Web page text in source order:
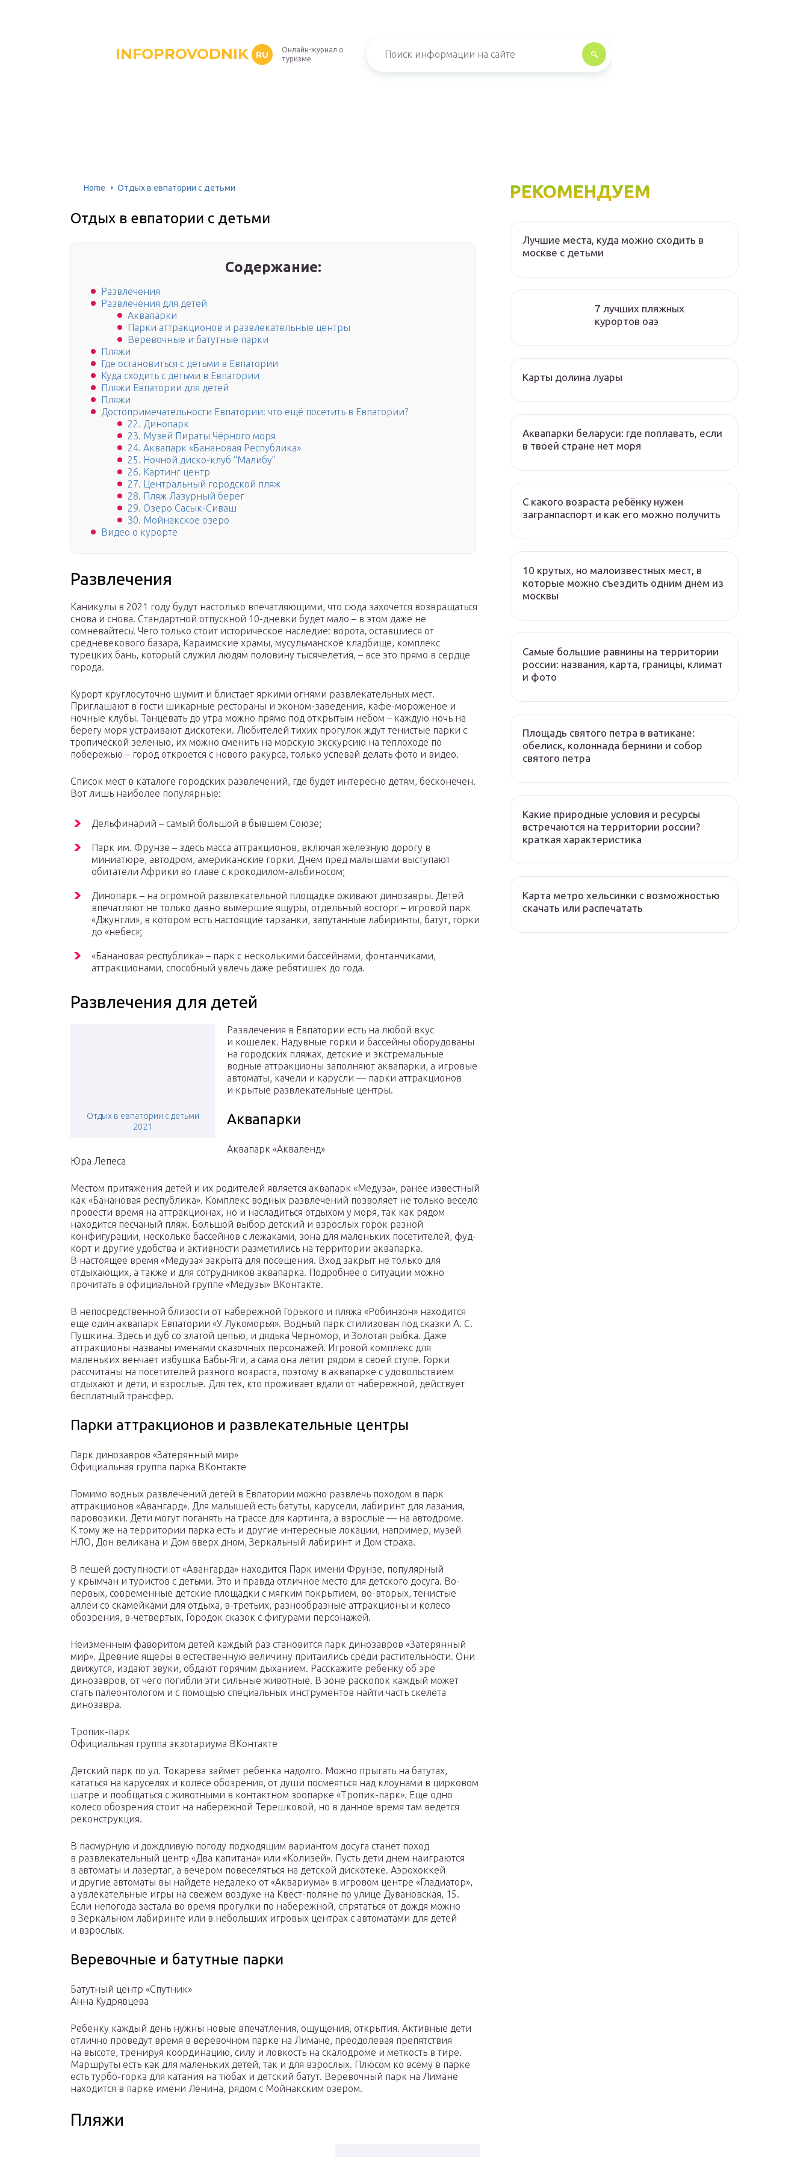
INFOPROVODNIK RU
Онлайн-журнал о
туризме
Home Отдых в евпатории с детьми
Отдых в евпатории с детьми
Содержание:
Развлечения
Развлечения для детей
Аквапарки
Парки аттракционов и развлекательные центры
Веревочные и батутные парки
Пляжи
Где остановиться с детьми в Евпатории
Куда сходить с детьми в Евпатории
Пляжи Евпатории для детей
Пляжи
Достопримечательности Евпатории: что ещё посетить в Евпатории?
22. Динопарк
23. Музей Пираты Чёрного моря
24. Аквапарк «Банановая Республика»
25. Ночной диско-клуб “Малибу”
26. Картинг центр
27. Центральный городской пляж
28. Пляж Лазурный берег
29. Озеро Сасык-Сиваш
30. Мойнакское озеро
Видео о курорте
Развлечения
Каникулы в 2021 году будут настолько впечатляющими, что сюда захочется возвращаться
снова и снова. Стандартной отпускной 10-дневки будет мало – в этом даже не
сомневайтесь! Чего только стоит историческое наследие: ворота, оставшиеся от
средневекового базара, Караимские храмы, мусульманское кладбище, комплекс
турецких бань, который служил людям половину тысячелетия, – все это прямо в сердце
города.
Курорт круглосуточно шумит и блистает яркими огнями развлекательных мест.
Приглашают в гости шикарные рестораны и эконом-заведения, кафе-мороженое и
ночные клубы. Танцевать до утра можно прямо под открытым небом – каждую ночь на
берегу моря устраивают дискотеки. Любителей тихих прогулок ждут тенистые парки с
тропической зеленью, их можно сменить на морскую экскурсию на теплоходе по
побережью – город откроется с нового ракурса, только успевай делать фото и видео.
Список мест в каталоге городских развлечений, где будет интересно детям, бесконечен.
Вот лишь наиболее популярные:
Дельфинарий – самый большой в бывшем Союзе;
Парк им. Фрунзе – здесь масса аттракционов, включая железную дорогу в
миниатюре, автодром, американские горки. Днем пред малышами выступают
обитатели Африки во главе с крокодилом-альбиносом;
Динопарк – на огромной развлекательной площадке оживают динозавры. Детей
впечатляют не только давно вымершие ящуры, отдельный восторг – игровой парк
«Джунгли», в котором есть настоящие тарзанки, запутанные лабиринты, батут, горки
до «небес»;
«Банановая республика» – парк с несколькими бассейнами, фонтанчиками,
аттракционами, способный увлечь даже ребятишек до года.
Развлечения для детей
Отдых в евпатории с детьми
2021
Развлечения в Евпатории есть на любой вкус
и кошелек. Надувные горки и бассейны оборудованы
на городских пляжах, детские и экстремальные
водные аттракционы заполняют аквапарки, а игровые
автоматы, качели и карусли — парки аттракционов
и крытые развлекательные центры.
Аквапарки
Аквапарк «Акваленд»
Юра Лепеса
Местом притяжения детей и их родителей является аквапарк «Медуза», ранее известный
как «Банановая республика». Комплекс водных развлечений позволяет не только весело
провести время на аттракционах, но и насладиться отдыхом у моря, так как рядом
находится песчаный пляж. Большой выбор детский и взрослых горок разной
конфигурации, несколько бассейнов с лежаками, зона для маленьких посетителей, фуд-
корт и другие удобства и активности разметились на территории аквапарка.
В настоящее время «Медуза» закрыта для посещения. Вход закрыт не только для
отдыхающих, а также и для сотрудников аквапарка. Подробнее о ситуации можно
прочитать в официальной группе «Медузы» ВКонтакте.
В непосредственной близости от набережной Горького и пляжа «Робинзон» находится
еще один аквапарк Евпатории «У Лукоморья». Водный парк стилизован под сказки А. С.
Пушкина. Здесь и дуб со златой цепью, и дядька Черномор, и Золотая рыбка. Даже
аттракционы названы именами сказочных персонажей. Игровой комплекс для
маленьких венчает избушка Бабы-Яги, а сама она летит рядом в своей ступе. Горки
рассчитаны на посетителей разного возраста, поэтому в аквапарке с удовольствием
отдыхают и дети, и взрослые. Для тех, кто проживает вдали от набережной, действует
бесплатный трансфер.
Парки аттракционов и развлекательные центры
Парк динозавров «Затерянный мир»
Официальная группа парка ВКонтакте
Помимо водных развлечений детей в Евпатории можно развлечь походом в парк
аттракционов «Авангард». Для малышей есть батуты, карусели, лабиринт для лазания,
паровозики. Дети могут поганять на трассе для картинга, а взрослые — на автодроме.
К тому же на территории парка есть и другие интересные локации, например, музей
НЛО, Дон великана и Дом вверх дном, Зеркальный лабиринт и Дом страха.
В пешей доступности от «Авангарда» находится Парк имени Фрунзе, популярный
у крымчан и туристов с детьми. Это и правда отличное место для детского досуга. Во-
первых, современные детские площадки с мягким покрытием, во-вторых, тенистые
аллеи со скамейками для отдыха, в-третьих, разнообразные аттракционы и колесо
обозрения, в-четвертых, Городок сказок с фигурами персонажей.
Неизменным фаворитом детей каждый раз становится парк динозавров «Затерянный
мир». Древние ящеры в естественную величину притаились среди растительности. Они
движутся, издают звуки, обдают горячим дыханием. Расскажите ребенку об эре
динозавров, от чего погибли эти сильные животные. В зоне раскопок каждый может
стать палеонтологом и с помощью специальных инструментов найти часть скелета
динозавра.
Тропик-парк
Официальная группа экзотариума ВКонтакте
Детский парк по ул. Токарева займет ребенка надолго. Можно прыгать на батутах,
кататься на каруселях и колесе обозрения, от души посмеяться над клоунами в цирковом
шатре и пообщаться с животными в контактном зоопарке «Тропик-парк». Еще одно
колесо обозрения стоит на набережной Терешковой, но в данное время там ведется
реконструкция.
В пасмурную и дождливую погоду подходящим вариантом досуга станет поход
в развлекательный центр «Два капитана» или «Колизей». Пусть дети днем наиграются
в автоматы и лазертаг, а вечером повеселяться на детской дискотеке. Аэрохоккей
и другие автоматы вы найдете недалеко от «Аквариума» в игровом центре «Гладиатор»,
а увлекательные игры на свежем воздухе на Квест-поляне по улице Дувановская, 15.
Если непогода застала во время прогулки по набережной, спрятаться от дождя можно
в Зеркальном лабиринте или в небольших игровых центрах с автоматами для детей
и взрослых.
Веревочные и батутные парки
Батутный центр «Спутник»
Анна Кудрявцева
Ребенку каждый день нужны новые впечатления, ощущения, открытия. Активные дети
отлично проведут время в веревочном парке на Лимане, преодолевая препятствия
на высоте, тренируя координацию, силу и ловкость на скалодроме и меткость в тире.
Маршруты есть как для маленьких детей, так и для взрослых. Плюсом ко всему в парке
есть турбо-горка для катания на тюбах и детский батут. Веревочный парк на Лимане
находится в парке имени Ленина, рядом с Мойнакским озером.
Пляжи
РЕКОМЕНДУЕМ
Лучшие места, куда можно сходить в
москве с детьми
7 лучших пляжных
курортов оаэ
Карты долина луары
Аквапарки беларуси: где поплавать, если
в твоей стране нет моря
С какого возраста ребёнку нужен
загранпаспорт и как его можно получить
10 крутых, но малоизвестных мест, в
которые можно съездить одним днем из
москвы
Самые большие равнины на территории
россии: названия, карта, границы, климат
и фото
Площадь святого петра в ватикане:
обелиск, колоннада бернини и собор
святого петра
Какие природные условия и ресурсы
встречаются на территории россии?
краткая характеристика
Карта метро хельсинки с возможностью
скачать или распечатать